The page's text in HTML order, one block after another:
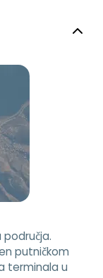
putničkom
terminala u